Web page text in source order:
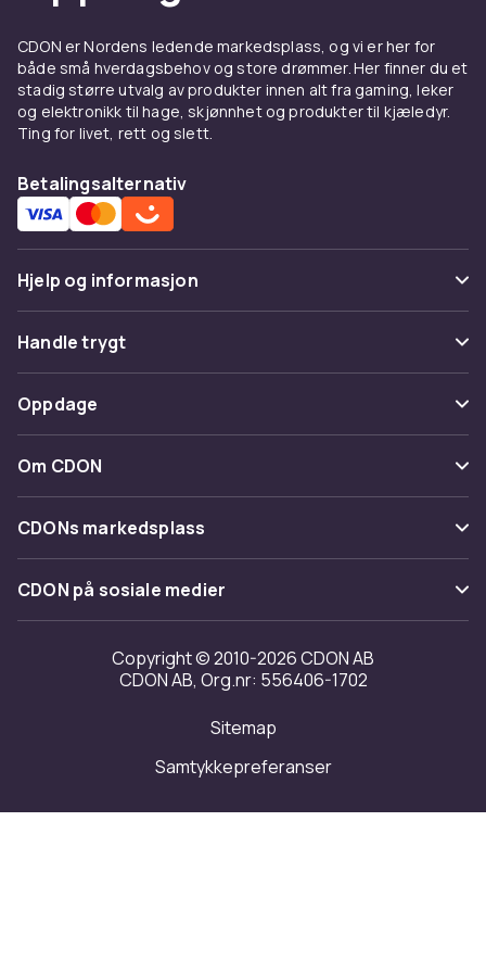
CDON er Nordens ledende markedsplass, og vi er her for
både små hverdagsbehov og store drømmer. Her finner du et
stadig større utvalg av produkter innen alt fra gaming, leker
og elektronikk til hage, skjønnhet og produkter til kjæledyr.
Ting for livet, rett og slett.
Betalingsalternativ
Hjelp og informasjon
Vanlige spørsmål
Spor pakke
Angre & returner her
Kontakt oss
Handle trygt
Betaling
Levering
Tilbakekallinger
Oppdage
Kategorier
Varemerker
Om CDON
Om oss
Kundeanmeldelser
Jobbe på CDON
Investor relations
Tilgjengelighet
CDONs markedsplass
Merchant Help Center
CDON på sosiale medier
Copyright © 2010-2026 CDON AB
CDON AB, Org.nr: 556406-1702
Sitemap
Samtykkepreferanser